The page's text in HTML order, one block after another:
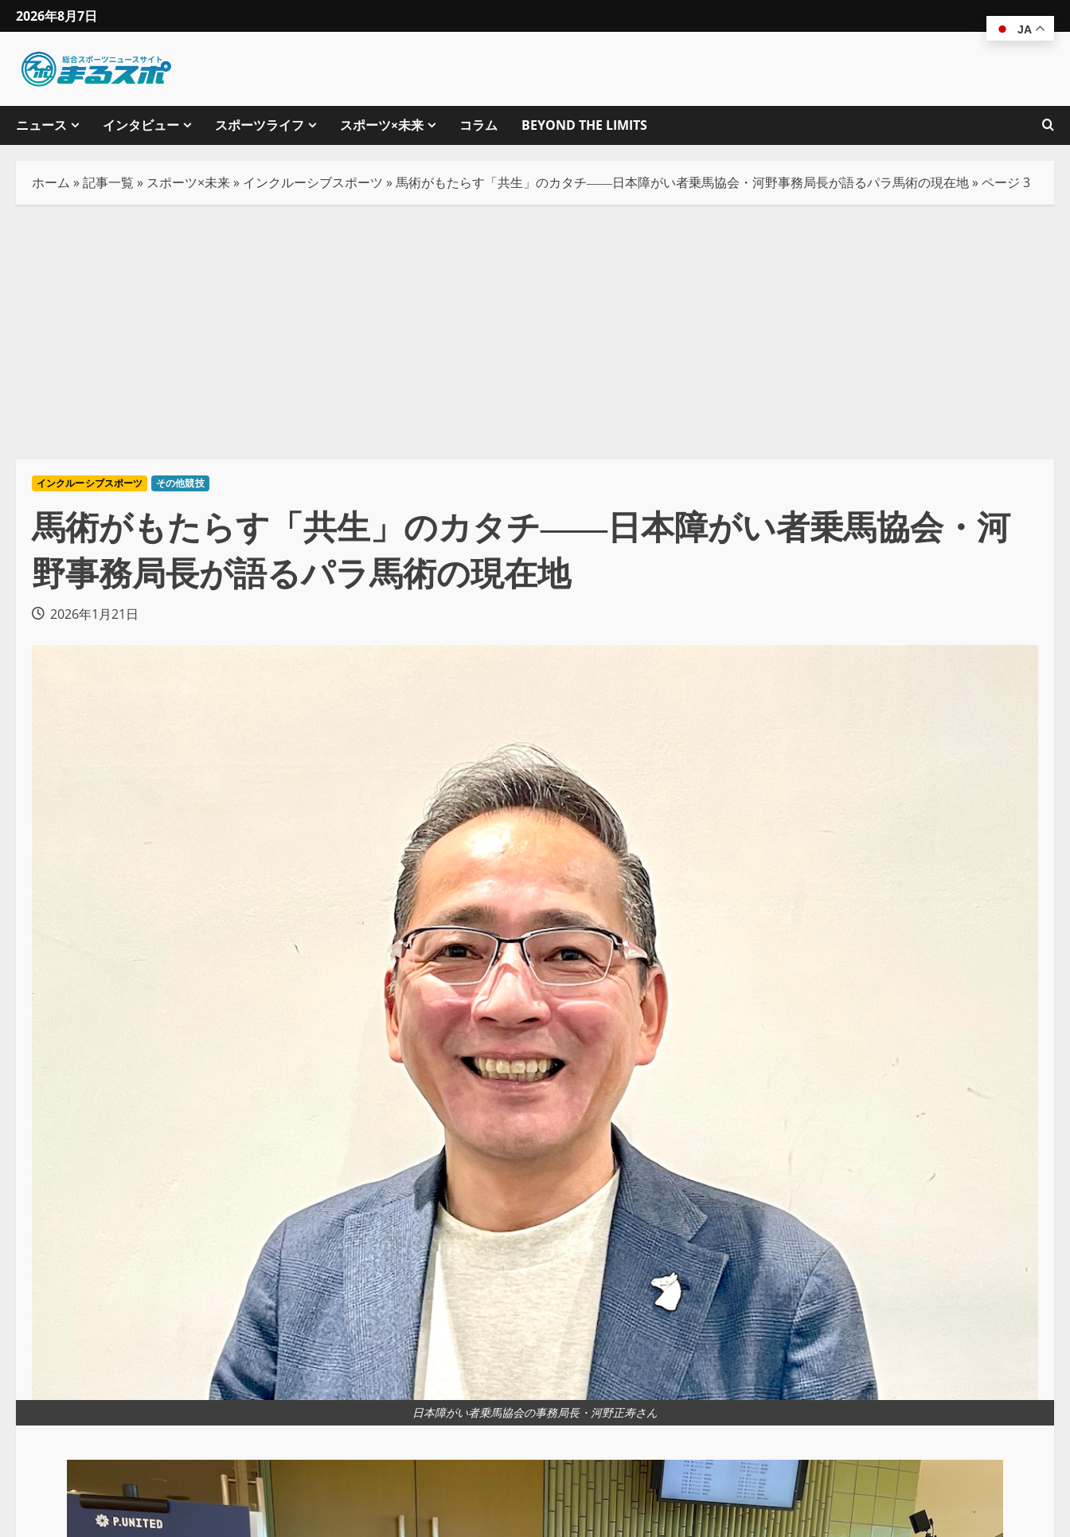
2026年8月7日
ニュース インタビュー スポーツライフ スポーツ×未来 コラム BEYOND THE LIMITS
ホーム »記事一覧 » スポーツ×未来» インクルーシブスポーツ »馬術がもたらす「共生」のカタチ――日本障がい者乗馬協会・河野事務局長が語るパラ馬術の現在地»ページ 3
インクルーシブスポーツ その他競技
馬術がもたらす「共生」のカタチ――日本障がい者乗馬協会・河
野事務局長が語るパラ馬術の現在地
2026年1月21日
日本障がい者乗馬協会の事務局長・河野正寿さん
JA